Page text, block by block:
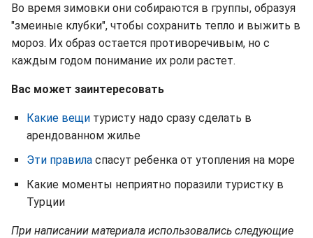
Во время зимовки они собираются в группы, образуя
"змеиные клубки", чтобы сохранить тепло и выжить в
мороз. Их образ остается противоречивым, но с
каждым годом понимание их роли растет.
Вас может заинтересовать
Какие вещи туристу надо сразу сделать в
арендованном жилье
Эти правила спасут ребенка от утопления на море
Какие моменты неприятно поразили туристку в
Турции
При написании материала использовались следующие